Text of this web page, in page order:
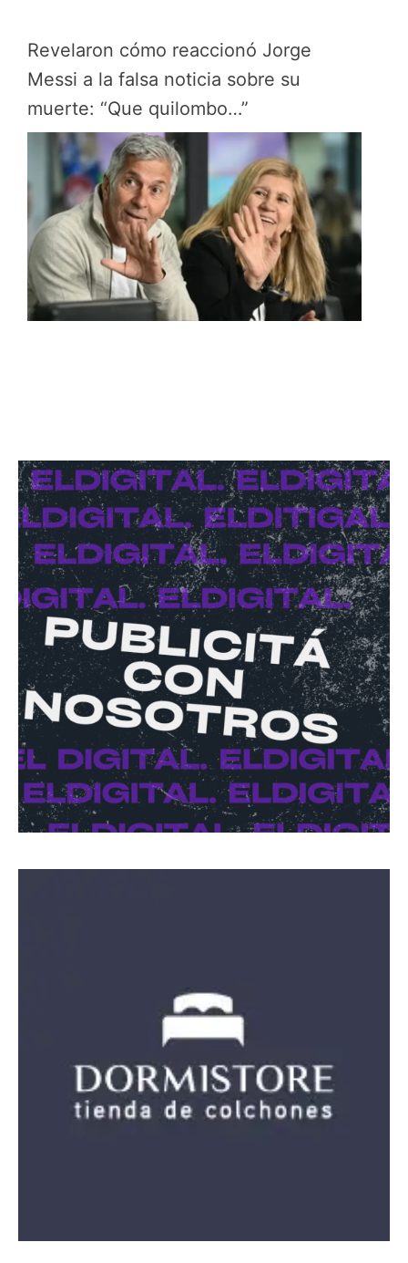
Revelaron cómo reaccionó Jorge
Messi a la falsa noticia sobre su
muerte: “Que quilombo…”